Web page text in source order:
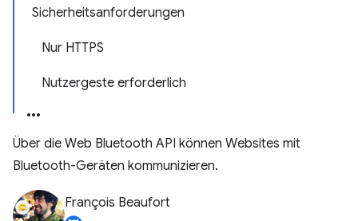
Sicherheitsanforderungen
Nur HTTPS
Nutzergeste erforderlich
Über die Web Bluetooth API können Websites mit
Bluetooth-Geräten kommunizieren.
François Beaufort